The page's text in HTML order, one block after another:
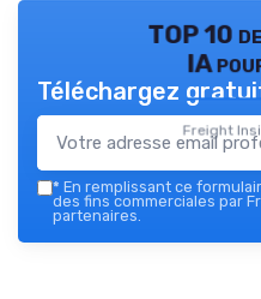
TOP 10
IA
Freight
Téléchargez
* En remplissant ce
des fins commerciales par
partenaires.